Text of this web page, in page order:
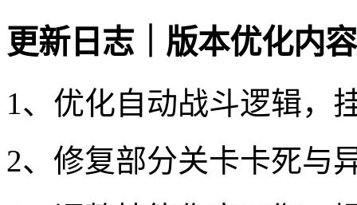
更新日志｜版本优化内
1、优化自动战斗逻辑，
2、修复部分关卡卡死与